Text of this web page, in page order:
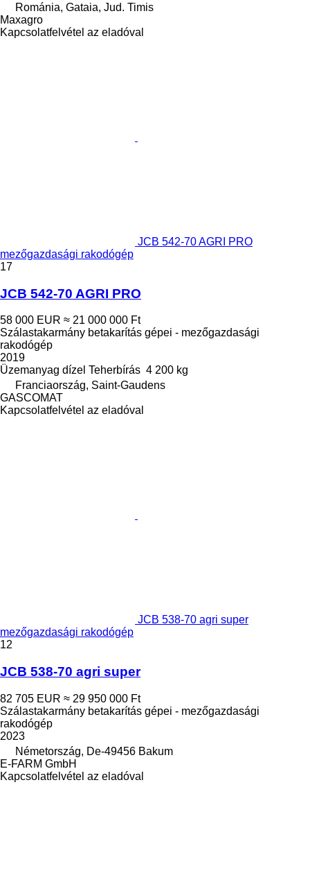
Románia, Gataia, Jud. Timis
Maxagro
Kapcsolatfelvétel az eladóval
JCB 542-70 AGRI PRO
mezőgazdasági rakodógép
17
JCB 542-70 AGRI PRO
58 000 EUR ≈ 21 000 000 Ft
Szálastakarmány betakarítás gépei - mezőgazdasági
rakodógép
2019
Üzemanyag dízel Teherbírás 4 200 kg
Franciaország, Saint-Gaudens
GASCOMAT
Kapcsolatfelvétel az eladóval
JCB 538-70 agri super
mezőgazdasági rakodógép
12
JCB 538-70 agri super
82 705 EUR ≈ 29 950 000 Ft
Szálastakarmány betakarítás gépei - mezőgazdasági
rakodógép
2023
Németország, De-49456 Bakum
E-FARM GmbH
Kapcsolatfelvétel az eladóval